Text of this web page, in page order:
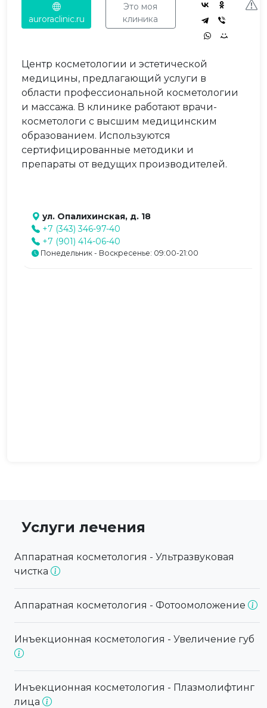
auroraclinic.ru
Это моя
клиника
Центр косметологии и эстетической
медицины, предлагающий услуги в
области профессиональной косметологии
и массажа. В клинике работают врачи-
косметологи с высшим медицинским
образованием. Используются
сертифицированные методики и
препараты от ведущих производителей.
ул. Опалихинская, д. 18
+7 (343) 346-97-40
+7 (901) 414-06-40
Понедельник - Воскресенье: 09:00-21:00
Услуги лечения
Аппаратная косметология - Ультразвуковая
чистка
Аппаратная косметология - Фотоомоложение
Инъекционная косметология - Увеличение губ
Инъекционная косметология - Плазмолифтинг
лица